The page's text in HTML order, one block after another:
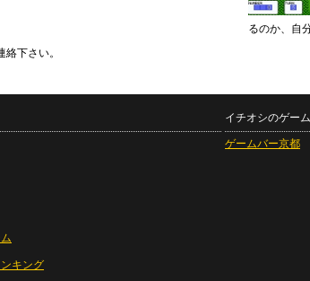
絡下さい。
るのか、自
キング
イチオシのゲー
ゲームバー京都